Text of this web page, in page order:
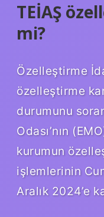
TEİAŞ
mi?
Özelleştirme
özelleştirme
durumunu
Odası’nın
kurumun
işlemlerinin
Aralık 2024’e